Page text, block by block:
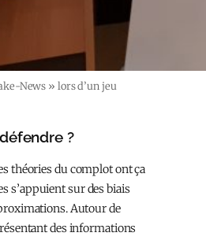
News » lors d’un jeu
?
théories du complot ont ça
s’appuient sur des biais
Autour de
des informations